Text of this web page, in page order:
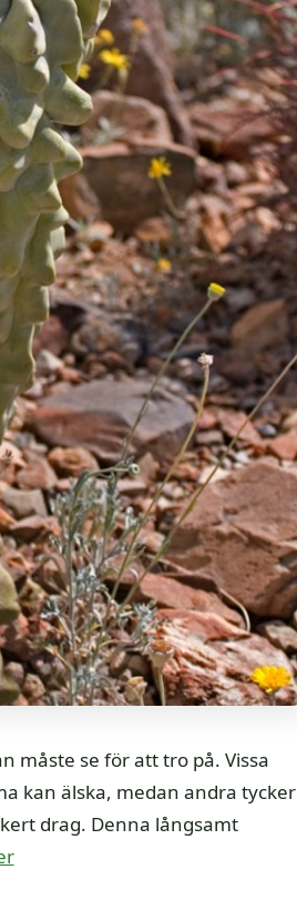
måste se för att tro på. Vissa
kan älska, medan andra tycker
drag. Denna långsamt